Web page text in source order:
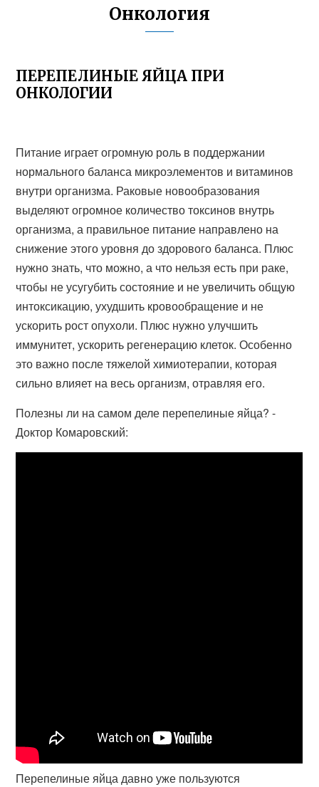
Онкология
ПЕРЕПЕЛИНЫЕ ЯЙЦА ПРИ
ОНКОЛОГИИ
Питание играет огромную роль в поддержании
нормального баланса микроэлементов и витаминов
внутри организма. Раковые новообразования
выделяют огромное количество токсинов внутрь
организма, а правильное питание направлено на
снижение этого уровня до здорового баланса. Плюс
нужно знать, что можно, а что нельзя есть при раке,
чтобы не усугубить состояние и не увеличить общую
интоксикацию, ухудшить кровообращение и не
ускорить рост опухоли. Плюс нужно улучшить
иммунитет, ускорить регенерацию клеток. Особенно
это важно после тяжелой химиотерапии, которая
сильно влияет на весь организм, отравляя его.
Полезны ли на самом деле перепелиные яйца? -
Доктор Комаровский:
Перепелиные яйца давно уже пользуются